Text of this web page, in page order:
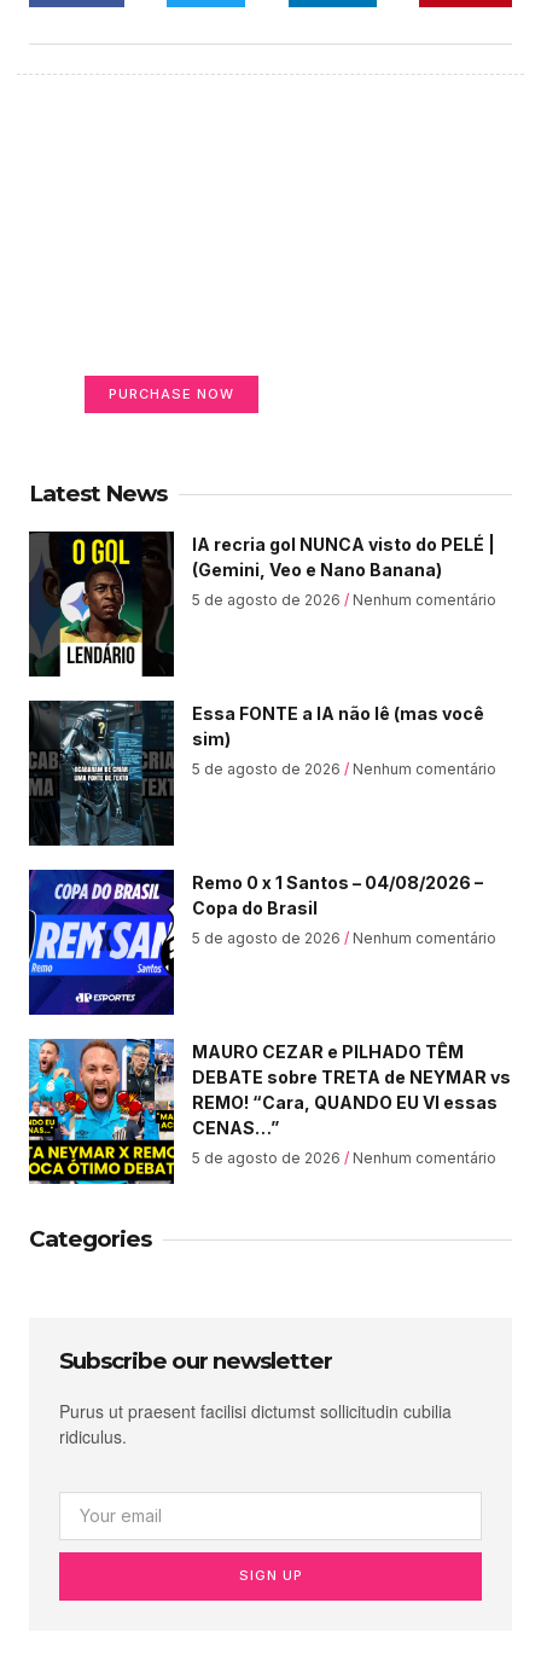
PURCHASE NOW
Latest News
IA recria gol NUNCA visto do PELÉ |
(Gemini, Veo e Nano Banana)
5 de agosto de 2026 Nenhum comentário
Essa FONTE a IA não lê (mas você
sim)
5 de agosto de 2026 Nenhum comentário
Remo 0 x 1 Santos – 04/08/2026 –
Copa do Brasil
5 de agosto de 2026 Nenhum comentário
MAURO CEZAR e PILHADO TÊM
DEBATE sobre TRETA de NEYMAR vs
REMO! “Cara, QUANDO EU VI essas
CENAS…”
5 de agosto de 2026 Nenhum comentário
Categories
Subscribe our newsletter
Purus ut praesent facilisi dictumst sollicitudin cubilia
ridiculus.
SIGN UP